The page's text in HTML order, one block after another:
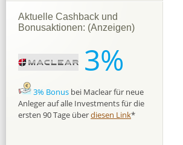
Aktuelle Cashback und
Bonusaktionen: (Anzeigen)
3%
3% Bonus bei Maclear für neue
Anleger auf alle Investments für die
ersten 90 Tage überdiesen Link*